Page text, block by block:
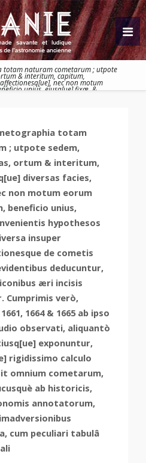
totam naturam cometarum ; utpote
& interitum, capitum,
nec non motum
unius, ejusq[ue] fixæ, &
totam
; utpote sedem,
ortum & interitum,
diversas facies,
non motum eorum
beneficio unius,
hypothesos
insuper
de cometis
deducuntur,
æri incisis
Cumprimis verò,
1664 & 1665 ab ipso
observati, aliquantò
exponuntur,
rigidissimo calculo
omnium cometarum,
ab historicis,
annotatorum,
cum peculiari tabulâ